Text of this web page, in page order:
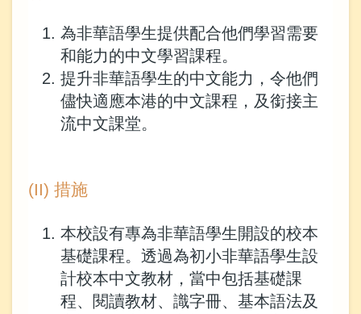
為非華語學生提供配合他們學習需要
和能力的中文學習課程。
提升非華語學生的中文能力，令他們
儘快適應本港的中文課程，及銜接主
流中文課堂。
(II) 措施
本校設有專為非華語學生開設的校本
基礎課程。透過為初小非華語學生設
計校本中文教材，當中包括基礎課
程、閱讀教材、識字冊、基本語法及